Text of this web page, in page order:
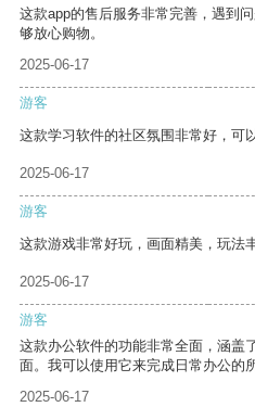
这款app的售后服务非常完善，遇到
够放心购物。
2025-06-17
游客
这款学习软件的社区氛围非常好，可
2025-06-17
游客
这款游戏非常好玩，画面精美，玩法丰
2025-06-17
游客
这款办公软件的功能非常全面，涵盖
面。我可以使用它来完成日常办公的
2025-06-17